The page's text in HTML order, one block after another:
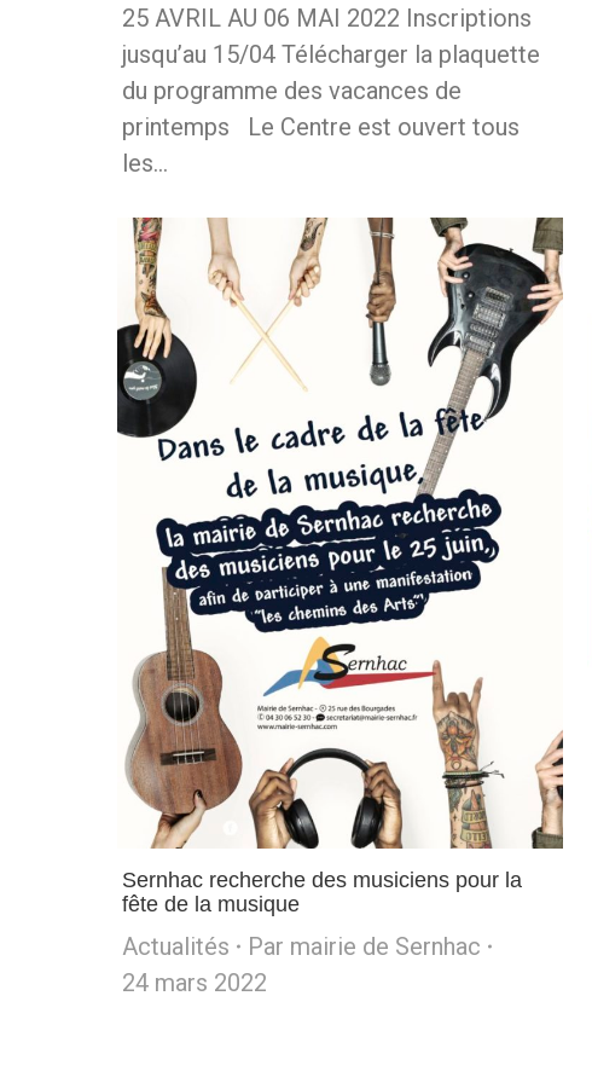
25 AVRIL AU 06 MAI 2022 Inscriptions
jusqu’au 15/04 Télécharger la plaquette
du programme des vacances de
printemps Le Centre est ouvert tous
les…
Sernhac recherche des musiciens pour la
fête de la musique
Actualités Par mairie de Sernhac
24 mars 2022